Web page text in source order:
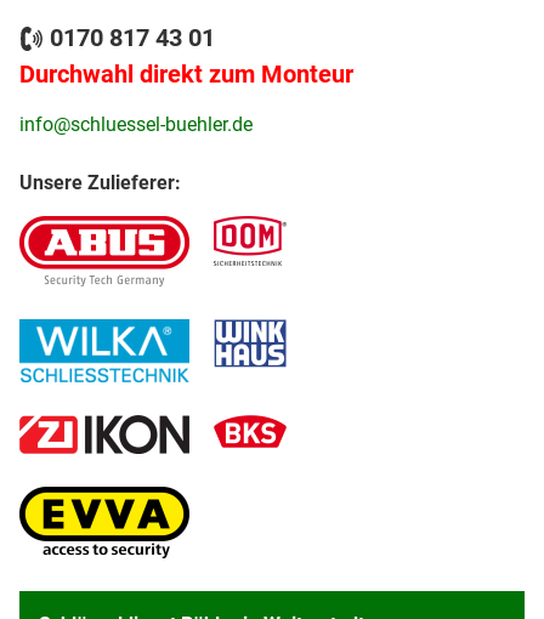
0170 817 43 01
Durchwahl direkt zum Monteur
info@schluessel-buehler.de
Unsere Zulieferer: